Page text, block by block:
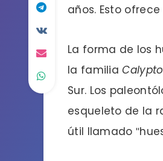
años. Esto
La forma de los
la familia
Sur. Los
esqueleto de la
útil llamado